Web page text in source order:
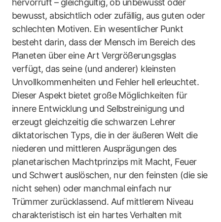
hervorruft – gleichgültig, ob unbewusst oder
bewusst, absichtlich oder zufällig, aus guten oder
schlechten Motiven. Ein wesentlicher Punkt
besteht darin, dass der Mensch im Bereich des
Planeten über eine Art Vergrößerungsglas
verfügt, das seine (und anderer) kleinsten
Unvollkommenheiten und Fehler hell erleuchtet.
Dieser Aspekt bietet große Möglichkeiten für
innere Entwicklung und Selbstreinigung und
erzeugt gleichzeitig die schwarzen Lehrer
diktatorischen Typs, die in der äußeren Welt die
niederen und mittleren Ausprägungen des
planetarischen Machtprinzips mit Macht, Feuer
und Schwert auslöschen, nur den feinsten (die sie
nicht sehen) oder manchmal einfach nur
Trümmer zurücklassend. Auf mittlerem Niveau
charakteristisch ist ein hartes Verhalten mit